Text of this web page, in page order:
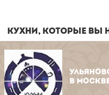
КУХНИ, КОТОРЫЕ ВЫ
В